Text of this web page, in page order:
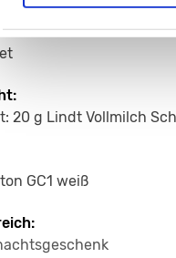
20 g Lindt Vollmilch
GC1 weiß